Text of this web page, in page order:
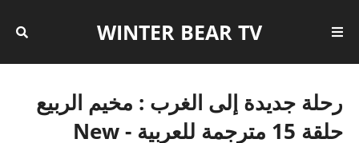
WINTER BEAR TV
رحلة جديدة إلى الغرب : مخيم الربيع
حلقة 15 مترجمة للعربية - New